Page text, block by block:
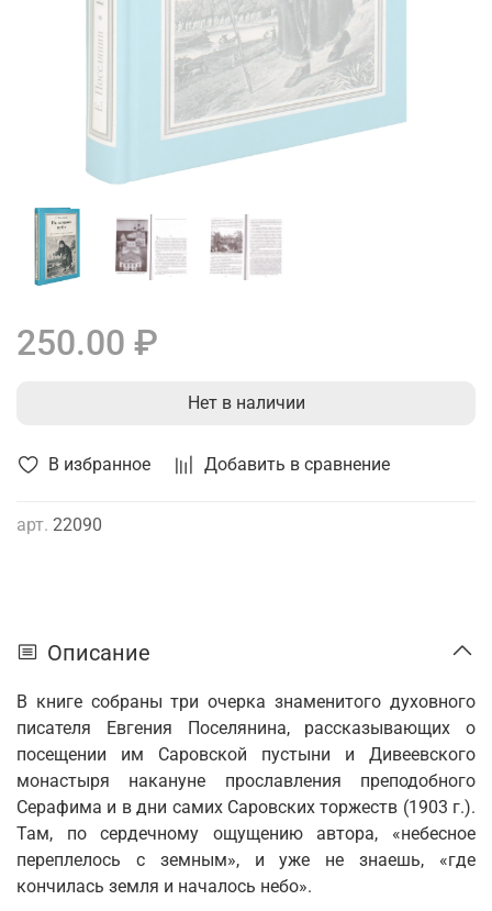
В избранное Добавить в сравнение
арт. 22090
250.00 ₽
Нет в наличии
Описание
В книге собраны три очерка знаменитого духовного
писателя Евгения Поселянина, рассказывающих о
посещении им Саровской пустыни и Дивеевского
монастыря накануне прославления преподобного
Серафима и в дни самих Саровских торжеств (1903 г.).
Там, по сердечному ощущению автора, «небесное
переплелось с земным», и уже не знаешь, «где
кончилась земля и началось небо».